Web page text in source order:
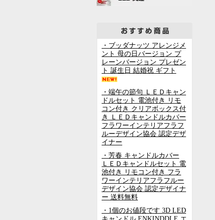
・ブッダナッツ アレンジメ
ント 母の日バージョン プ
レーンバージョン プレゼン
ト 誕生日 結婚祝 ギフト
・端午の節句 ＬＥＤキャン
ドルセット 電池付き リモ
コン付き クリアボックス付
き ＬＥＤキャンドルカバー
フラワーインテリアフラフ
ルーデザイン協会 認定デザ
イナー
・芳春 キャンドルカバー
ＬＥＤキャンドルセット 電
池付き リモコン付き フラ
ワーインテリアフラフルー
デザイン協会 認定デザイナ
ー 送料無料
・1個のお値段です 3D LED